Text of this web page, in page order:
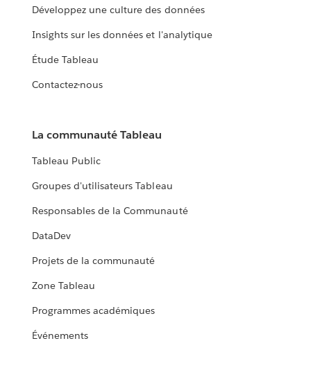
Développez une culture des données
Insights sur les données et l'analytique
Étude Tableau
Contactez-nous
La communauté Tableau
Tableau Public
Groupes d'utilisateurs Tableau
Responsables de la Communauté
DataDev
Projets de la communauté
Zone Tableau
Programmes académiques
Événements